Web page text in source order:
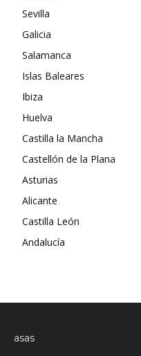
Sevilla
Galicia
Salamanca
Islas Baleares
Ibiza
Huelva
Castilla la Mancha
Castellón de la Plana
Asturias
Alicante
Castilla León
Andalucía
asas